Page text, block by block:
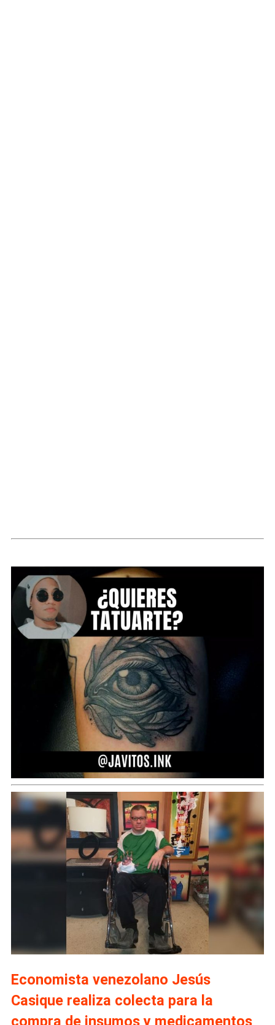
Economista venezolano Jesús
Casique realiza colecta para la
compra de insumos y medicamentos